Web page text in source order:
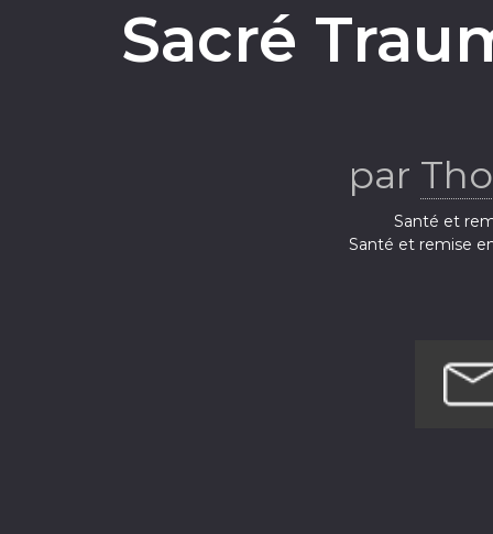
Sacré
par
Santé et
Santé et remise